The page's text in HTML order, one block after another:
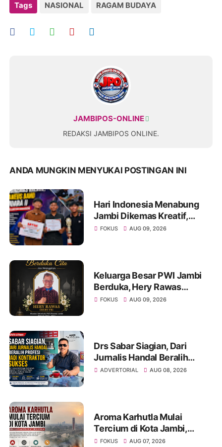
Tags NASIONAL RAGAM BUDAYA
JAMBIPOS-ONLINE
REDAKSI JAMBIPOS ONLINE.
ANDA MUNGKIN MENYUKAI POSTINGAN INI
Hari Indonesia Menabung
Jambi Dikemas Kreatif,
Spontaneus Band Raih Juara
FOKUS AUG 09, 2026
Keluarga Besar PWI Jambi
Berduka, Hery Rawas
Mantan Sekretaris PWI
FOKUS AUG 09, 2026
Drs Sabar Siagian, Dari
Jurnalis Handal Beralih
Profesi Jadi Kontraktor
ADVERTORIAL AUG 08, 2026
Aroma Karhutla Mulai
Tercium di Kota Jambi,
Warga Diminta Waspada
FOKUS AUG 07, 2026